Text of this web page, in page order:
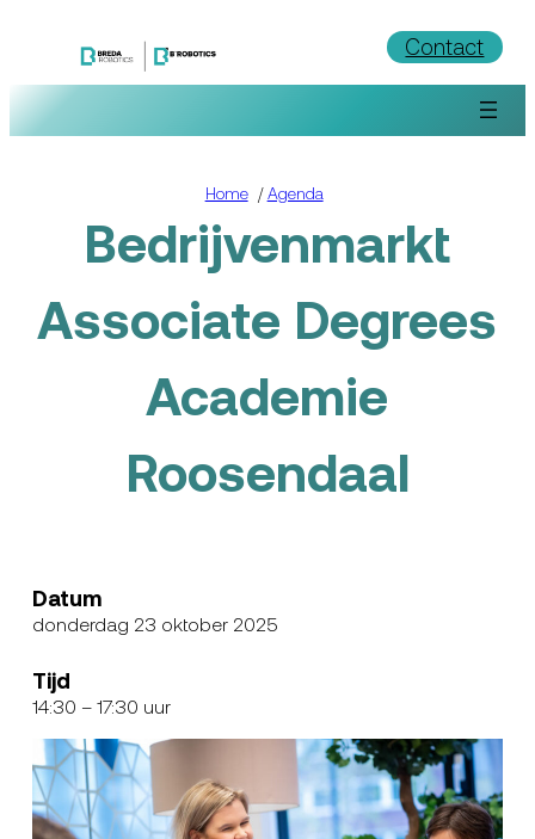
Contact
Home/Agenda
Bedrijvenmarkt
Associate Degrees
Academie
Roosendaal
Datum
donderdag 23 oktober 2025
Tijd
14:30 – 17:30 uur